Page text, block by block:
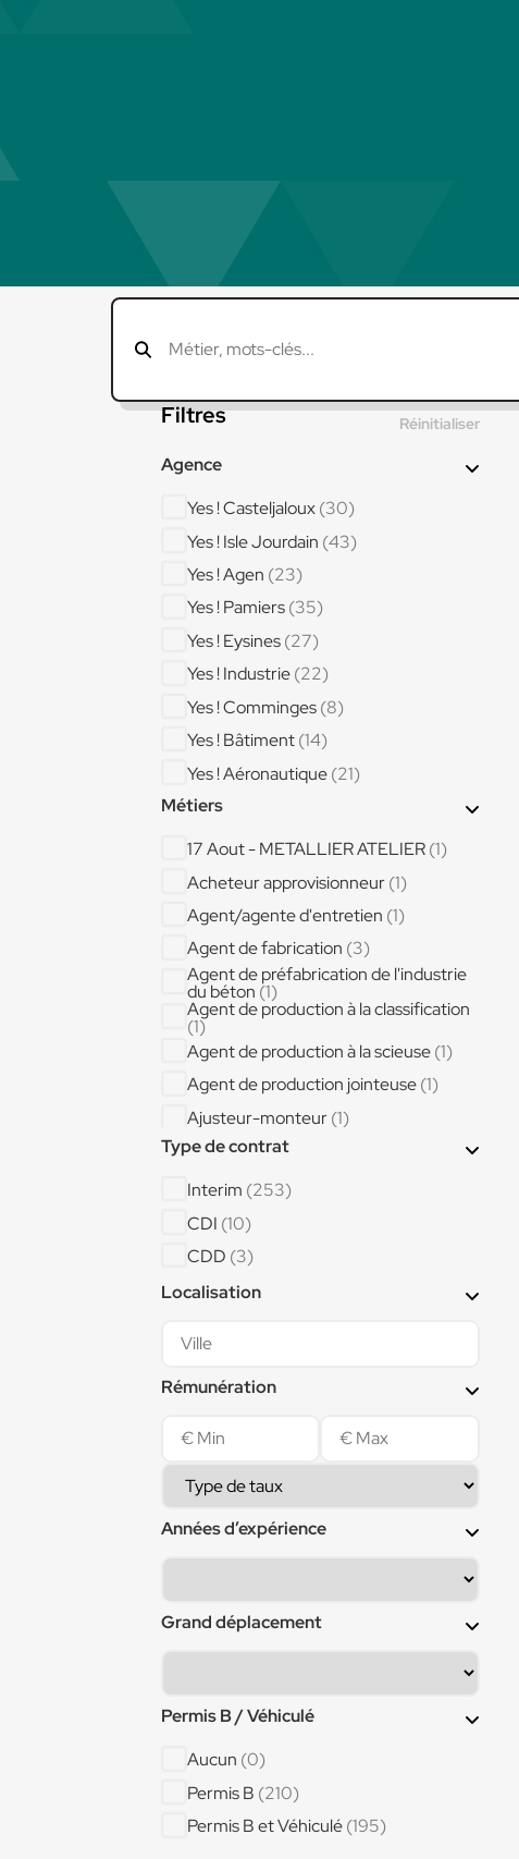
Filtres Réinitialiser
Agence
Yes ! Casteljaloux(30)
Yes ! Isle Jourdain (43)
Yes ! Agen (23)
Yes ! Pamiers(35)
Yes ! Eysines(27)
Yes ! Industrie(22)
Yes ! Comminges(8)
Yes ! Bâtiment(14)
Yes ! Aéronautique(21)
Yes ! Limoux
Yes ! Condom(15)
Yes ! Bordeaux Centre
Métiers
17 Aout - METALLIER ATELIER(1)
Acheteur approvisionneur(1)
Agent/agente d'entretien (1)
Agent de fabrication (3)
Agent de préfabrication de l'industrie
du béton (1)
Agent de production à la classification
(1)
Agent de production à la scieuse(1)
Agent de production jointeuse(1)
Ajusteur-monteur(1)
Ajusteur-Monteur aéronautique
AJUSTEUR ASSEMBLEUR GRAND
DEPLACEMENT
AJUSTEUR ASSEMBLEUR LOCAL
(1)
Aménageur intégrateur de cabines
d'aéronefs
Assistant administratif
Assistant RH et Communication
Assistant supply-chain
Bardeur ()(1)
Boucher(2)
Canalisateur(2)
Cariste manutentionnaire
Cariste réceptionnaire(1)
Carreleur(4)
Chargé d'affaires
Charpentier(4)
Charpentier bois(1)
Type de contrat
Interim (253)
CDI (10)
CDD (3)
Localisation
Rémunération
Années d’expérience
Grand déplacement
Permis B / Véhiculé
Aucun (0)
Permis B (210)
Permis B et Véhiculé(195)